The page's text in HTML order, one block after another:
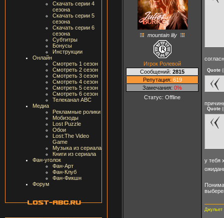
Скачать серии 4
сезона
Скачать серии 5
сезона
Скачать серии 6
сезона
Субтитры
Бонусы
Инструкции
Онлайн
Смотреть 1 сезон
Смотреть 2 сезон
Смотреть 3 сезон
Смотреть 4 сезон
Смотреть 5 сезон
Смотреть 6 сезон
Телеканал ABC
Медиа
Рекламные ролики
Мобизоды
Lost Puzzle
Обои
Lost:The Video
Game
Музыка из сериала
Книги из сериала
Фан-уголок
Фан-Арт
Фан-Клуб
Фан-Фикшн
Форум
mountain lily
Игрок Ролевой
Сообщений: 2815
Репутация: 619
Замечания: 0%
Статус: Offline
Quote (
Quote (
у тебя